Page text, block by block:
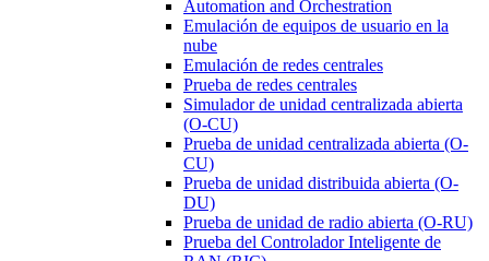
Automation and Orchestration
Emulación de equipos de usuario en la
nube
Emulación de redes centrales
Prueba de redes centrales
Simulador de unidad centralizada abierta
(O-CU)
Prueba de unidad centralizada abierta (O-
CU)
Prueba de unidad distribuida abierta (O-
DU)
Prueba de unidad de radio abierta (O-RU)
Prueba del Controlador Inteligente de